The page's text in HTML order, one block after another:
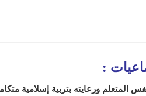
:
المتعلم ورعايته بتربية إسلامية